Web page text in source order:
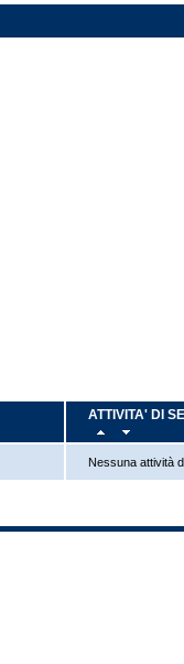
ATTIVITA' DI
Nessuna attività